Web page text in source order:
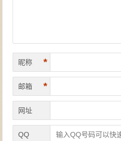
昵称 *
邮箱 *
网址
QQ